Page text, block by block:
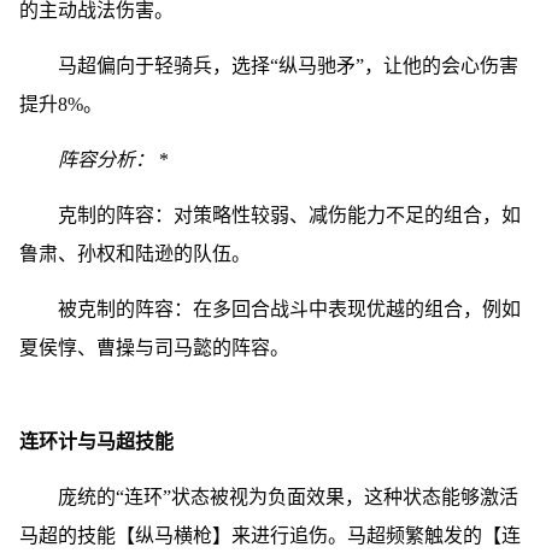
的主动战法伤害。
马超偏向于轻骑兵，选择“纵马驰矛”，让他的会心伤害
提升8%。
阵容分析： *
克制的阵容：对策略性较弱、减伤能力不足的组合，如
鲁肃、孙权和陆逊的队伍。
被克制的阵容：在多回合战斗中表现优越的组合，例如
夏侯惇、曹操与司马懿的阵容。
连环计与马超技能
庞统的“连环”状态被视为负面效果，这种状态能够激活
马超的技能【纵马横枪】来进行追伤。马超频繁触发的【连